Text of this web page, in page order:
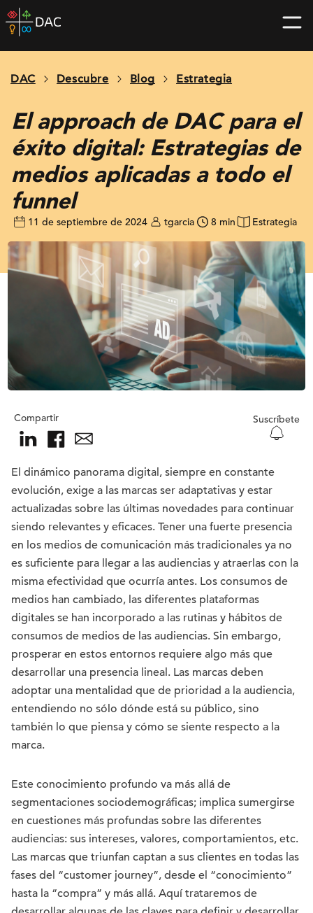
Skip
to
home
DAC Descubre Blog Estrategia
El approach de DAC para el
éxito digital: Estrategias de
medios aplicadas a todo el
funnel
11 de septiembre de 2024 tgarcia 8 min Estrategia
Compartir Suscríbete
El dinámico panorama digital, siempre en constante
evolución, exige a las marcas ser adaptativas y estar
actualizadas sobre las últimas novedades para continuar
siendo relevantes y eficaces. Tener una fuerte presencia
en los medios de comunicación más tradicionales ya no
es suficiente para llegar a las audiencias y atraerlas con la
misma efectividad que ocurría antes. Los consumos de
medios han cambiado, las diferentes plataformas
digitales se han incorporado a las rutinas y hábitos de
consumos de medios de las audiencias. Sin embargo,
prosperar en estos entornos requiere algo más que
desarrollar una presencia lineal. Las marcas deben
adoptar una mentalidad que de prioridad a la audiencia,
entendiendo no sólo dónde está su público, sino
también lo que piensa y cómo se siente respecto a la
marca.
Este conocimiento profundo va más allá de
segmentaciones sociodemográficas; implica sumergirse
en cuestiones más profundas sobre las diferentes
audiencias: sus intereses, valores, comportamientos, etc.
Las marcas que triunfan captan a sus clientes en todas las
fases del “customer journey”, desde el “conocimiento”
hasta la “compra” y más allá. Aquí trataremos de